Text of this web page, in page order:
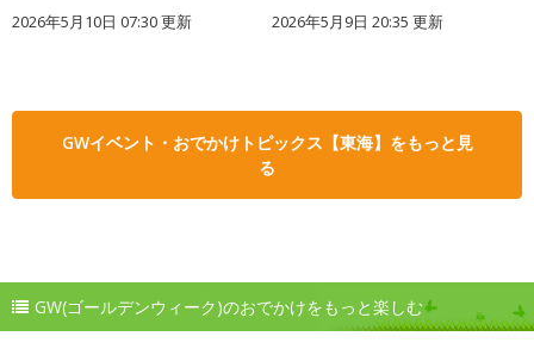
2026年5月10日 07:30 更新 2026年5月9日 20:35 更新
GWイベント・おでかけトピックス【東海】をもっと見
る
GW(ゴールデンウィーク)のおでかけをもっと楽しむ